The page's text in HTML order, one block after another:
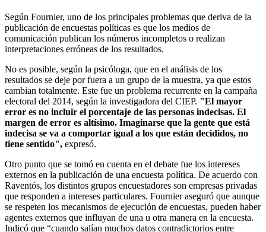
Según Fournier, uno de los principales problemas que deriva de la
publicación de encuestas políticas es que los medios de
comunicación publican los números incompletos o realizan
interpretaciones erróneas de los resultados.
No es posible, según la psicóloga, que en el análisis de los
resultados se deje por fuera a un grupo de la muestra, ya que estos
cambian totalmente. Este fue un problema recurrente en la campaña
electoral del 2014, según la investigadora del CIEP. "El mayor
error es no incluir el porcentaje de las personas indecisas. El
margen de error es altísimo. Imaginarse que la gente que está
indecisa se va a comportar igual a los que están decididos, no
tiene sentido", expresó.
Otro punto que se tomó en cuenta en el debate fue los intereses
externos en la publicación de una encuesta política. De acuerdo con
Raventós, los distintos grupos encuestadores son empresas privadas
que responden a intereses particulares. Fournier aseguró que aunque
se respeten los mecanismos de ejecución de encuestas, pueden haber
agentes externos que influyan de una u otra manera en la encuesta.
Indicó que “cuando salían muchos datos contradictorios entre